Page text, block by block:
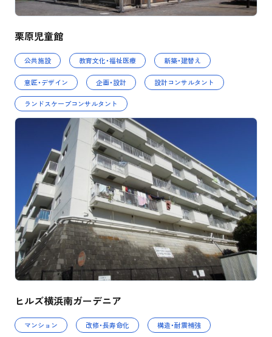
公共施設 教育文化・福祉医療 新築・建替え
意匠・デザイン 企画・設計 設計コンサルタント
ランドスケープコンサルタント
栗原児童館
マンション 改修・長寿命化 構造・耐震補強
ヒルズ横浜南ガーデニア